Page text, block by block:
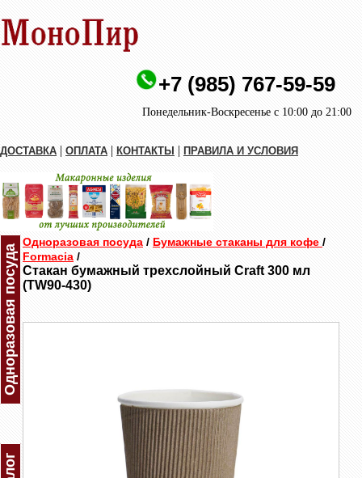
+7 (985) 767-59-59
Понедельник-Воскресенье с 10:00 до 21:00
ДОСТАВКА | ОПЛАТА | КОНТАКТЫ | ПРАВИЛА И УСЛОВИЯ
Одноразовая посуда
Одноразовая посуда / Бумажные стаканы для кофе /
Formacia /
Стакан бумажный трехслойный Craft 300 мл
(TW90-430)